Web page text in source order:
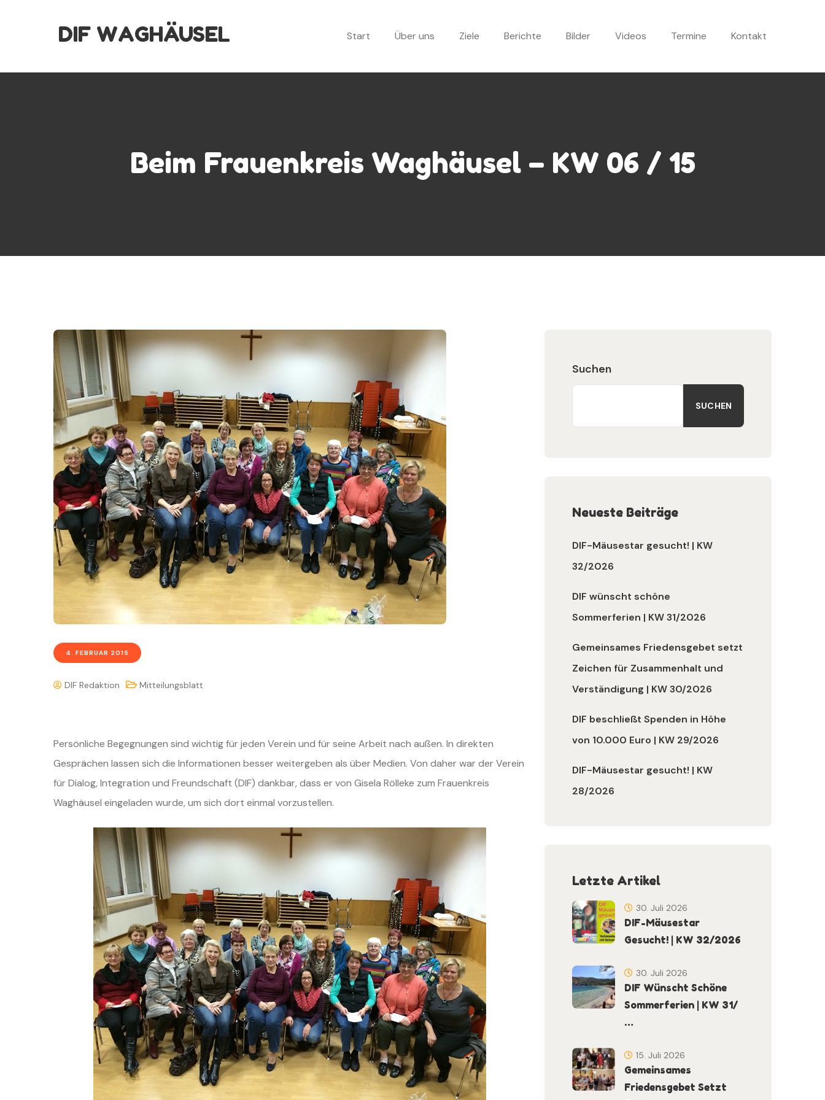
DIF WAGHÄUSEL Start Über uns Ziele Berichte Bilder Videos Termine Kontakt
Beim Frauenkreis Waghäusel – KW 06 / 15
4. FEBRUAR 2015
DIF Redaktion Mitteilungsblatt
Persönliche Begegnungen sind wichtig für jeden Verein und für seine Arbeit nach außen. In direkten
Gesprächen lassen sich die Informationen besser weitergeben als über Medien. Von daher war der Verein
für Dialog, Integration und Freundschaft (DIF) dankbar, dass er von Gisela Rölleke zum Frauenkreis
Waghäusel eingeladen wurde, um sich dort einmal vorzustellen.
Suchen
SUCHEN
Neueste Beiträge
DIF-Mäusestar gesucht! | KW
32/2026
DIF wünscht schöne
Sommerferien | KW 31/2026
Gemeinsames Friedensgebet setzt
Zeichen für Zusammenhalt und
Verständigung | KW 30/2026
DIF beschließt Spenden in Höhe
von 10.000 Euro | KW 29/2026
DIF-Mäusestar gesucht! | KW
28/2026
Letzte Artikel
DIF-Mäusestar
Gesucht! | KW 32/2026
30. Juli 2026
DIF Wünscht Schöne
Sommerferien | KW 31/
…
30. Juli 2026
Gemeinsames
Friedensgebet Setzt
15. Juli 2026